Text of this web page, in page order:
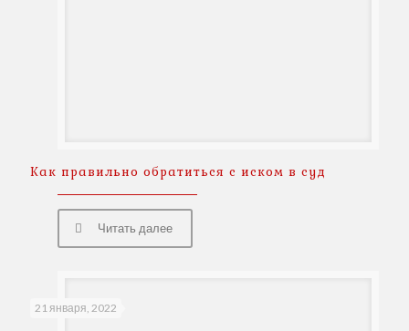
Как правильно обратиться с иском в суд
Читать далее
21 января, 2022